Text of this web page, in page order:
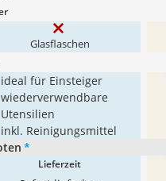
Glasflaschen
ideal für Einsteiger
wiederverwendbare
Utensilien
inkl. Reinigungsmittel
*
Lieferzeit